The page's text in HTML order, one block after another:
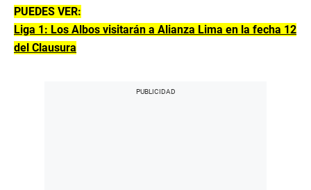
PUEDES VER:
Liga 1: Los Albos visitarán a Alianza Lima en la fecha 12
del Clausura